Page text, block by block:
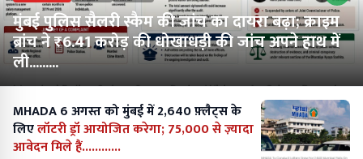
मुंबई पुलिस सैलरी स्कैम की जांच का दायरा बढ़ा; क्राइम
ब्रांच ने ₹6.41 करोड़ की धोखाधड़ी की जांच अपने हाथ में
ली.........
MHADA 6 अगस्त को मुंबई में 2,640 फ़्लैट्स के
लिएलॉटरी ड्रॉ आयोजित करेगा; 75,000 से ज़्यादा
आवेदन मिले हैं............